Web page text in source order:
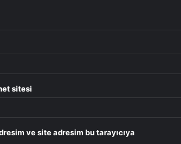
sitesi
ve site adresim bu tarayıcıya